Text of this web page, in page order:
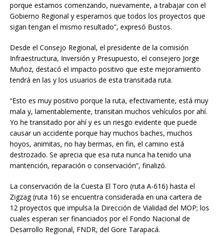
porque estamos comenzando, nuevamente, a trabajar con el
Gobierno Regional y esperamos que todos los proyectos que
sigan tengan el mismo resultado”, expresó Bustos.
Desde el Consejo Regional, el presidente de la comisión
Infraestructura, Inversión y Presupuesto, el consejero Jorge
Muñoz, destacó el impacto positivo que este mejoramiento
tendrá en las y los usuarios de esta transitada ruta.
“Esto es muy positivo porque la ruta, efectivamente, está muy
mala y, lamentablemente, transitan muchos vehículos por ahí.
Yo he transitado por ahí y es un riesgo evidente que puede
causar un accidente porque hay muchos baches, muchos
hoyos, animitas, no hay bermas, en fin, el camino está
destrozado. Se aprecia que esa ruta nunca ha tenido una
mantención, reparación o conservación”, finalizó.
La conservación de la Cuesta El Toro (ruta A-616) hasta el
Zigzag (ruta 16) se encuentra considerada en una cartera de
12 proyectos que impulsa la Dirección de Vialidad del MOP; los
cuales esperan ser financiados por el Fondo Nacional de
Desarrollo Regional, FNDR, del Gore Tarapacá.